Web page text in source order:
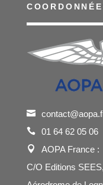
01 64 62 05 06
AOPA France :
C/O Editions